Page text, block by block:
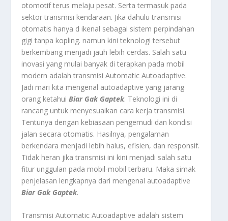
otomotif terus melaju pesat. Serta termasuk pada
sektor transmisi kendaraan. Jika dahulu transmisi
otomatis hanya d ikenal sebagai sistem perpindahan
gigi tanpa kopling. namun kini teknologi tersebut
berkembang menjadi jauh lebih cerdas. Salah satu
inovasi yang mulai banyak di terapkan pada mobil
modern adalah transmisi Automatic Autoadaptive.
Jadi mari kita mengenal autoadaptive yang jarang
orang ketahuiBiar Gak Gaptek. Teknologi ini di
rancang untuk menyesuaikan cara kerja transmisi.
Tentunya dengan kebiasaan pengemudi dan kondisi
jalan secara otomatis. Hasilnya, pengalaman
berkendara menjadi lebih halus, efisien, dan responsif.
Tidak heran jika transmisi ini kini menjadi salah satu
fitur unggulan pada mobil-mobil terbaru. Maka simak
penjelasan lengkapnya dari mengenal autoadaptive
Biar Gak Gaptek.
Transmisi Automatic Autoadaptive adalah sistem